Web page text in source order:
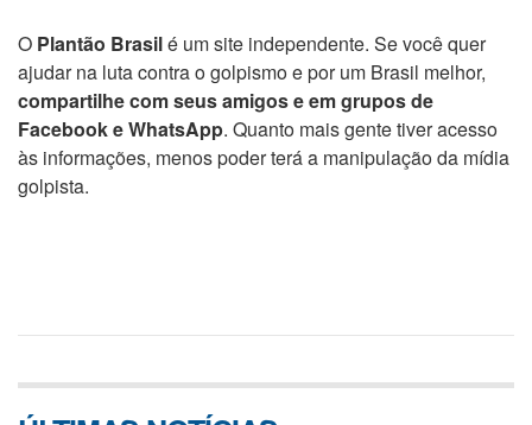
O Plantão Brasilé um site independente. Se você quer
ajudar na luta contra o golpismo e por um Brasil melhor,
compartilhe com seus amigos e em grupos de
Facebook e WhatsApp. Quanto mais gente tiver acesso
às informações, menos poder terá a manipulação da mídia
golpista.